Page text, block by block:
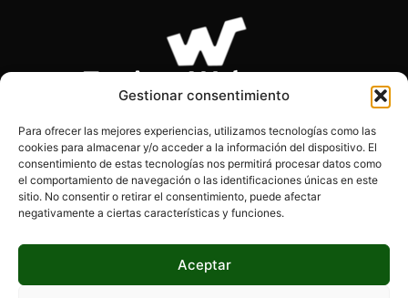
Gestionar consentimiento
Para ofrecer las mejores experiencias, utilizamos tecnologías como las
cookies para almacenar y/o acceder a la información del dispositivo. El
consentimiento de estas tecnologías nos permitirá procesar datos como
el comportamiento de navegación o las identificaciones únicas en este
sitio. No consentir o retirar el consentimiento, puede afectar
negativamente a ciertas características y funciones.
Aceptar
SOBRE NOSOTROS
Páginas Webs es el blog de los desarrolladores, diseñadores
y programadores. Encontrarás información actualizada, tips,
consejos y mucho más.